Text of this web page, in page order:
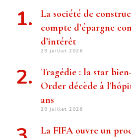
La société de
compte d’épargne
d’intérêt
29 juillet 2026
Tragédie : la star
Order décède à
ans
29 juillet 2026
La FIFA ouvre un